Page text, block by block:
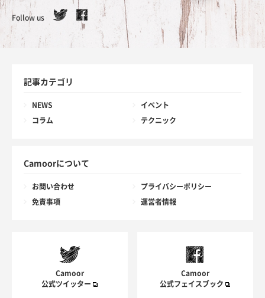
Follow us
記事カテゴリ
NEWS イベント
コラム テクニック
Camoorについて
お問い合わせ プライバシーポリシー
免責事項 運営者情報
Camoor
公式ツイッター
Camoor
公式フェイスブック